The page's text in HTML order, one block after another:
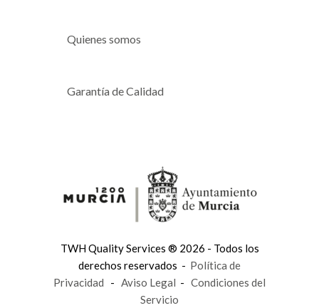
Quienes somos
Garantía de Calidad
TWH Quality Services ® 2026 - Todos los
derechos reservados - Política de
Privacidad - Aviso Legal - Condiciones del
Servicio